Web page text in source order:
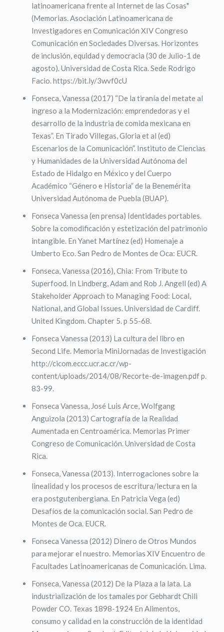
latinoamericana frente al Internet de las Cosas"
(Memorias. Asociación Latinoamericana de
Investigadores en Comunicación XIV Congreso
Comunicación en Sociedades Diversas. Horizontes
de inclusión, equidad y democracia (30 de Julio-1 de
agosto). Universidad de Costa Rica. Sede Rodrigo
Facio. https://bit.ly/3wvf0cU
Fonseca, Vanessa (2017) “De la tiranía del metate al
ingreso a la Modernización: emprendedoras y el
desarrollo de la industria de comida mexicana en
Texas”. En Tirado Villegas, Gloria et al (ed)
Escenarios de la Comunicación”. Instituto de Ciencias
y Humanidades de la Universidad Autónoma del
Estado de Hidalgo en México y del Cuerpo
Académico “Género e Historia” de la Benemérita
Universidad Autónoma de Puebla (BUAP).
Fonseca Vanessa (en prensa) Identidades portables.
Sobre la comodificación y estetización del patrimonio
intangible. En Yanet Martínez (ed) Homenaje a
Umberto Eco. San Pedro de Montes de Oca: EUCR.
Fonseca, Vanessa (2016), Chia: From Tribute to
Superfood. In Lindberg, Adam and Rob J. Angell (ed) A
Stakeholder Approach to Managing Food: Local,
National, and Global Issues. Universidad de Cardiff.
United Kingdom. Chapter 5. p 55-68.
Fonseca Vanessa (2013) La cultura del libro en
Second Life. Memoria MiniJornadas de Investigación
http://cicom.eccc.ucr.ac.cr/wp-
content/uploads/2014/08/Recorte-de-imagen.pdf p.
83-99.
Fonseca Vanessa, José Luis Arce, Wolfgang
Anguizola (2013) Cartografía de la Realidad
Aumentada en Centroamérica. Memorias Primer
Congreso de Comunicación. Universidad de Costa
Rica.
Fonseca, Vanessa (2013). Interrogaciones sobre la
linealidad y los procesos de escritura/lectura en la
era postgutenbergiana. En Patricia Vega (ed)
Desafíos de la comunicación social. San Pedro de
Montes de Oca. EUCR.
Fonseca Vanessa (2012) Dinero de Otros Mundos
para mejorar el nuestro. Memorias XIV Encuentro de
Facultades Latinoamericanas de Comunicación. Lima.
Fonseca, Vanessa (2012) De la Plaza a la lata. La
industrialización de los tamales por Gebhardt Chili
Powder CO. Texas 1898-1924 En Alimentos,
consumo y calidad en la construcción de la identidad